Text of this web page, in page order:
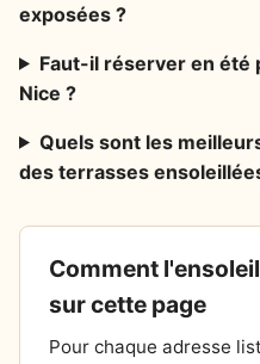
exposées ?
Faut-il réserver en été
Nice ?
Quels sont les
des terrasses
Comment
sur cette page
Pour chaque adresse